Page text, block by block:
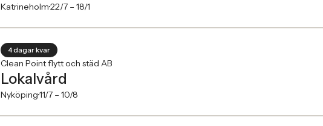
Katrineholm22/7 – 18/1
4 dagar kvar
Clean Point flytt och städ AB
Lokalvård
Nyköping11/7 – 10/8